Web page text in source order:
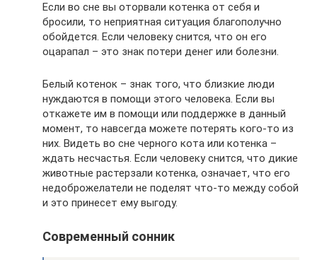
Если во сне вы оторвали котенка от себя и
бросили, то неприятная ситуация благополучно
обойдется. Если человеку снится, что он его
оцарапал – это знак потери денег или болезни.
Белый котенок – знак того, что близкие люди
нуждаются в помощи этого человека. Если вы
откажете им в помощи или поддержке в данный
момент, то навсегда можете потерять кого-то из
них. Видеть во сне черного кота или котенка –
ждать несчастья. Если человеку снится, что дикие
животные растерзали котенка, означает, что его
недоброжелатели не поделят что-то между собой
и это принесет ему выгоду.
Современный сонник